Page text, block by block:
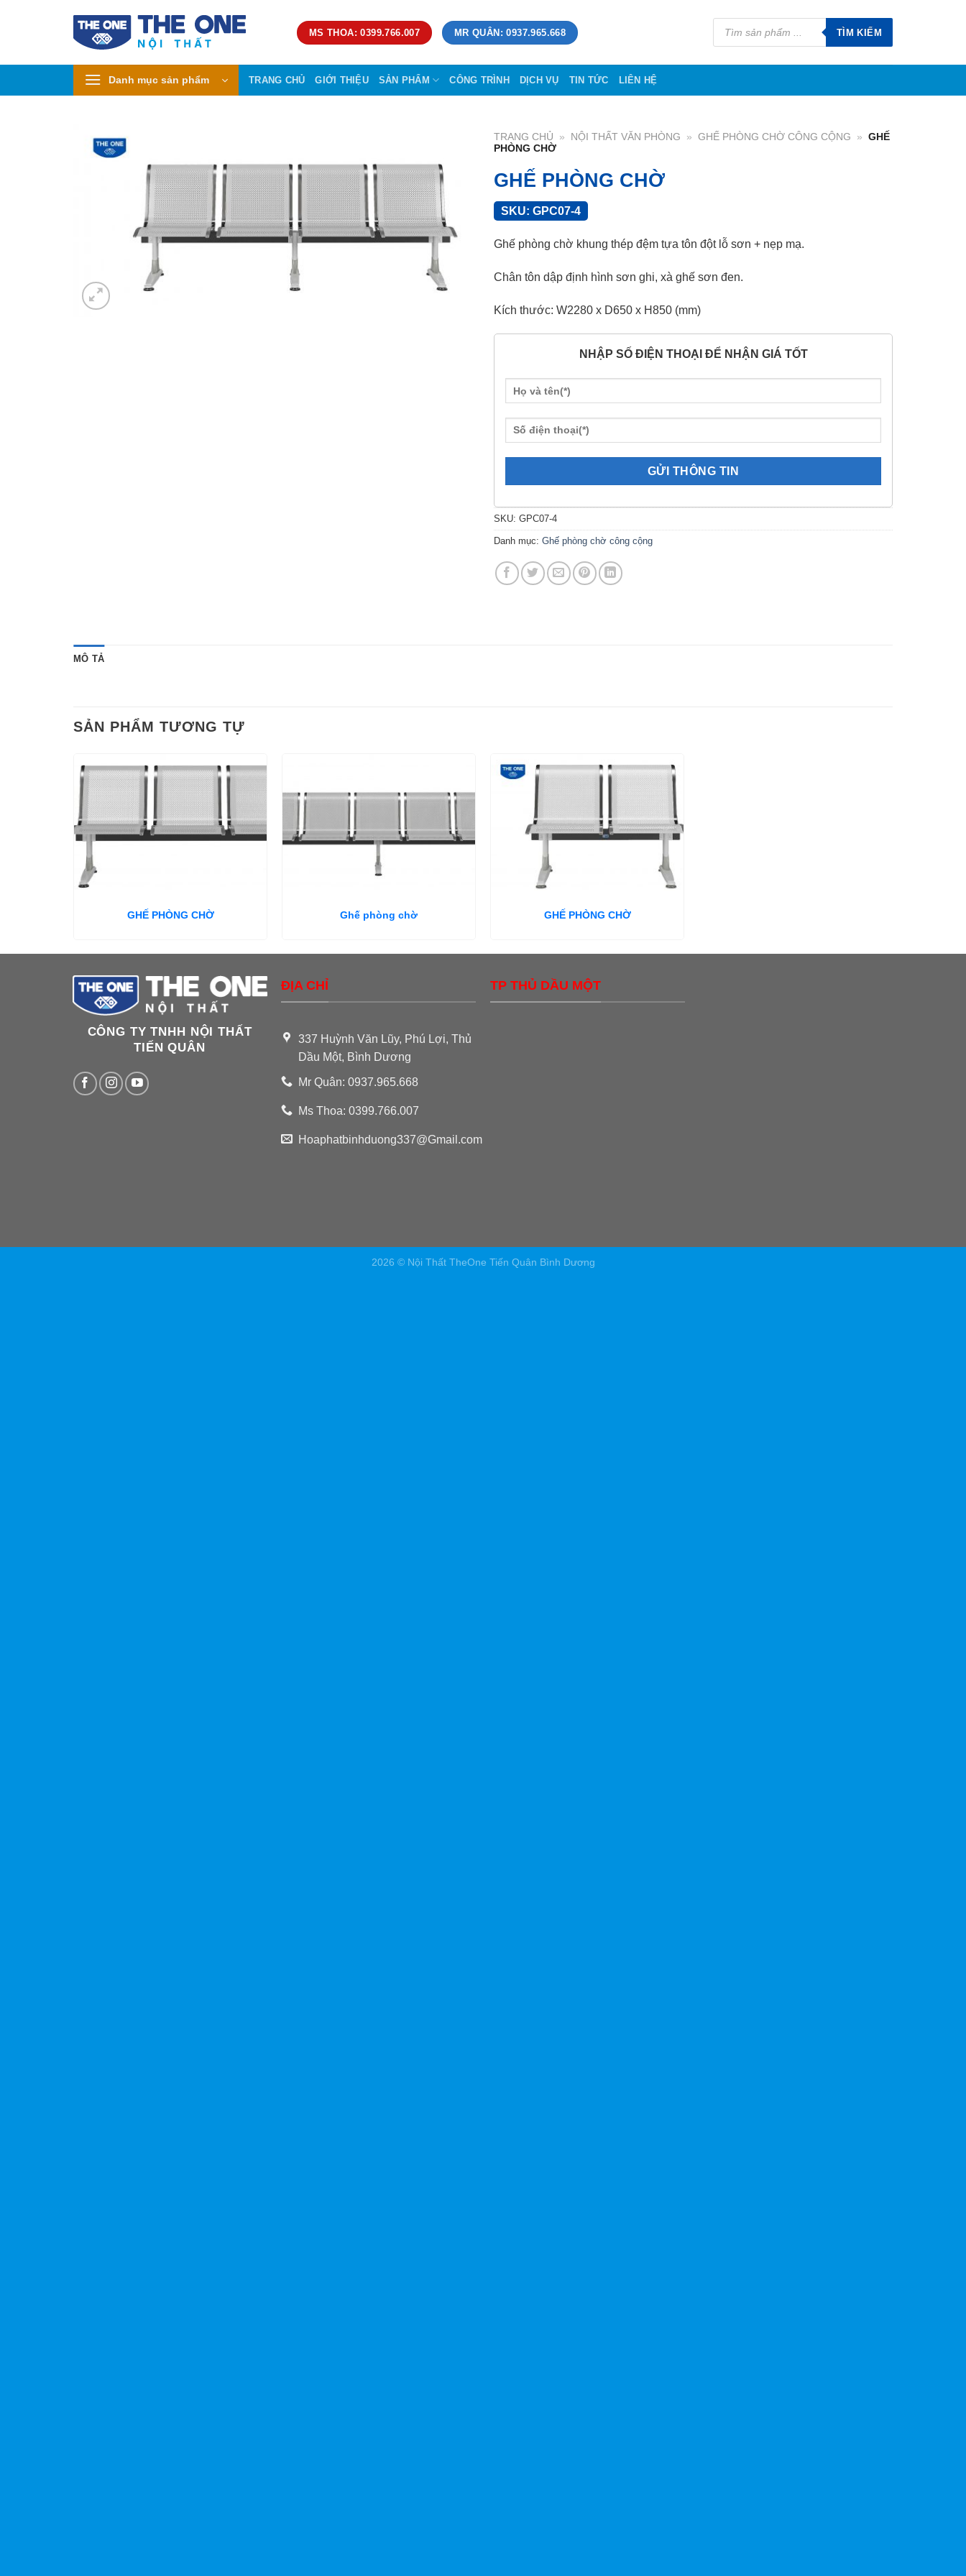
MS THOA: 0399.766.007 MR QUÂN: 0937.965.668
Tìm
kiếm
phẩm
TÌM KIẾM
Danh mục sản phẩm TRANG CHỦ GIỚI THIỆU SẢN PHẨM CÔNG TRÌNH DỊCH VỤ TIN TỨC LIÊN HỆ
TRANG CHỦ » NỘI THẤT VĂN PHÒNG » GHẾ PHÒNG CHỜ CÔNG CỘNG »
GHẾ
PHÒNG CHỜ
GHẾ PHÒNG CHỜ
SKU: GPC07-4
Ghế phòng chờ khung thép đệm tựa tôn đột lỗ sơn + nẹp mạ.
Chân tôn dập định hình sơn ghi, xà ghế sơn đen.
Kích thước: W2280 x D650 x H850 (mm)
NHẬP SỐ ĐIỆN THOẠI ĐỂ NHẬN GIÁ TỐT
SKU: GPC07-4
Danh mục: Ghế phòng chờ công cộng
MÔ TẢ
SẢN PHẨM TƯƠNG TỰ
GHẾ PHÒNG CHỜ Ghế phòng chờ GHẾ PHÒNG CHỜ
CÔNG TY TNHH NỘI THẤT
TIẾN QUÂN
ĐỊA CHỈ
337 Huỳnh Văn Lũy, Phú Lợi, Thủ
Dầu Một, Bình Dương
Mr Quân: 0937.965.668
Ms Thoa: 0399.766.007
Hoaphatbinhduong337@Gmail.com
TP THỦ DẦU MỘT
2026 © Nội Thất TheOne Tiến Quân Bình Dương